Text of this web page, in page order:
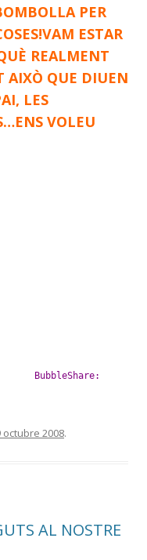
PER
ESTAR
REALMENT
AIXÒ QUE DIUEN
LES
VOLEU
BubbleShare:
octubre 2008.
AL NOSTRE